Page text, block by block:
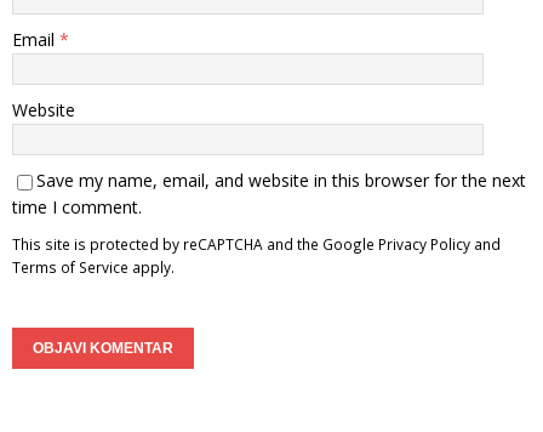
Email *
Website
Save my name, email, and website in this browser for the next
time I comment.
This site is protected by reCAPTCHA and the Google Privacy Policy and
Terms of Service apply.